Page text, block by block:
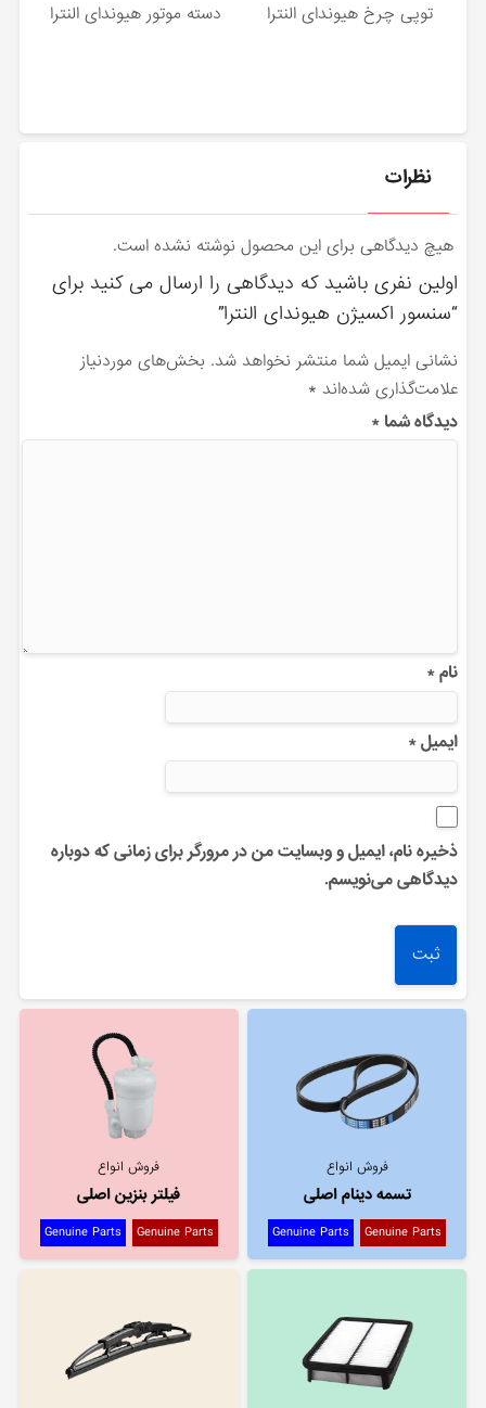
توپی چرخ هیوندای النترا دسته موتور هیوندای النترا
نظرات
هیچ دیدگاهی برای این محصول نوشته نشده است.
اولین نفری باشید که دیدگاهی را ارسال می کنید برای
“سنسور اکسیژن هیوندای النترا”
نشانی ایمیل شما منتشر نخواهد شد. بخش‌های موردنیاز
علامت‌گذاری شده‌اند *
دیدگاه شما*
نام*
ایمیل*
ذخیره نام، ایمیل و وبسایت من در مرورگر برای زمانی که دوباره
دیدگاهی می‌نویسم.
فروش انواع
تسمه دینام اصلی
Genuine Parts
Genuine Parts
فروش انواع
فیلتر بنزین اصلی
Genuine Parts
Genuine Parts